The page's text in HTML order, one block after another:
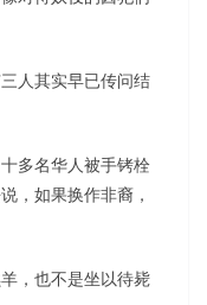
人其实早已传问结
多名华人被手铐栓
，如果换作非裔，
，也不是坐以待毙